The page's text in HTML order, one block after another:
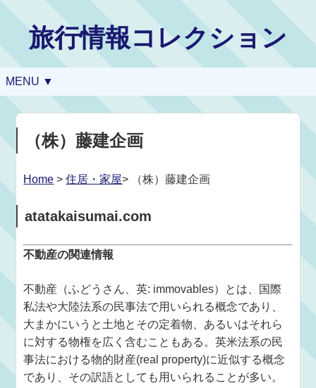
旅行情報コレクション
MENU ▼
（株）藤建企画
Home >住居・家屋> （株）藤建企画
atatakaisumai.com
不動産の関連情報
不動産（ふどうさん、英: immovables）とは、国際
私法や大陸法系の民事法で用いられる概念であり、
大まかにいうと土地とその定着物、あるいはそれら
に対する物権を広く含むこともある。英米法系の民
事法における物的財産(real property)に近似する概念
であり、その訳語としても用いられることが多い。